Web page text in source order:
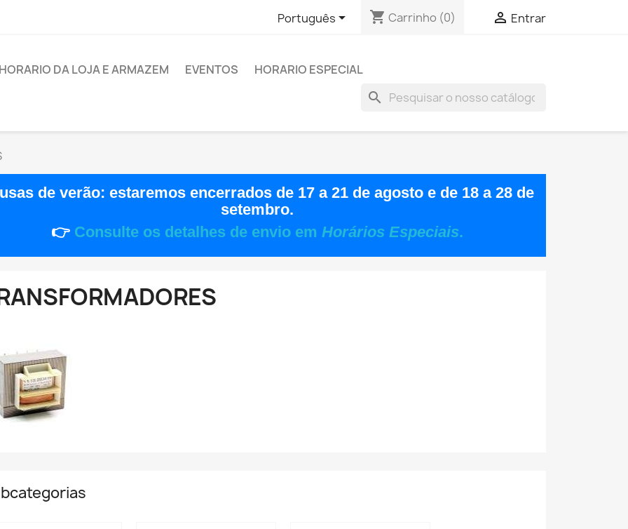
Português shopping_cart Carrinho (0)  Entrar
DA LOJA E ARMAZEM EVENTOS HORARIO ESPECIAL
search
de verão: estaremos encerrados de 17 a 21 de agostoe de 18 a 28 de
setembro.
👉 Consulte os detalhes de envio em Horários Especiais.